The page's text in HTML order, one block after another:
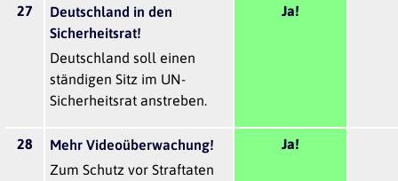
27
Deutschland in den
Sicherheitsrat!
Deutschland soll einen
ständigen Sitz im UN-
Sicherheitsrat anstreben.
Ja!
28
Mehr Videoüberwachung!
Zum Schutz vor Straftaten
Ja!